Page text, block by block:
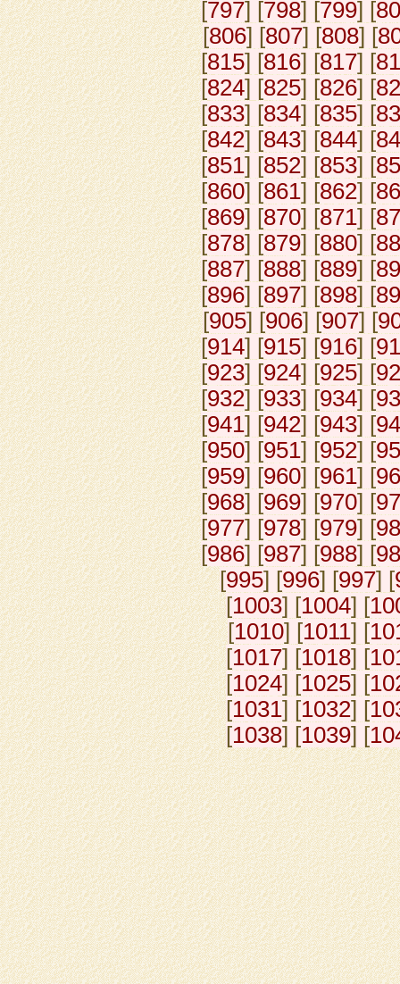
[797] [798] [799] [
[806] [807] [808] [
[815] [816] [817] [
[824] [825] [826] [
[833] [834] [835] [
[842] [843] [844] [
[851] [852] [853] [
[860] [861] [862] [
[869] [870] [871] [
[878] [879] [880] [
[887] [888] [889] [
[896] [897] [898] [
[905] [906] [907] [
[914] [915] [916] [
[923] [924] [925] [
[932] [933] [934] [
[941] [942] [943] [
[950] [951] [952] [
[959] [960] [961] [
[968] [969] [970] [
[977] [978] [979] [
[986] [987] [988] [
[995] [996] [997] [
[1003] [1004] [
[1010] [1011] [
[1017] [1018] [
[1024] [1025] [
[1031] [1032] [
[1038] [1039] [